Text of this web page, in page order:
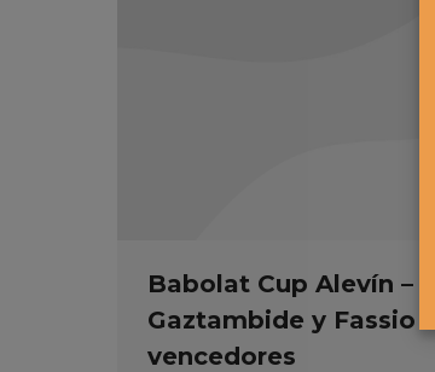
Babolat Cup Alevín –
Gaztambide y Fassio
vencedores